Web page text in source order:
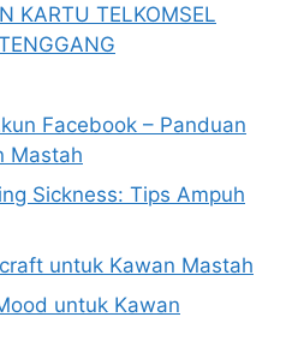
KARTU TELKOMSEL
Facebook – Panduan
Mastah
Sickness: Tips Ampuh
untuk Kawan Mastah
untuk Kawan